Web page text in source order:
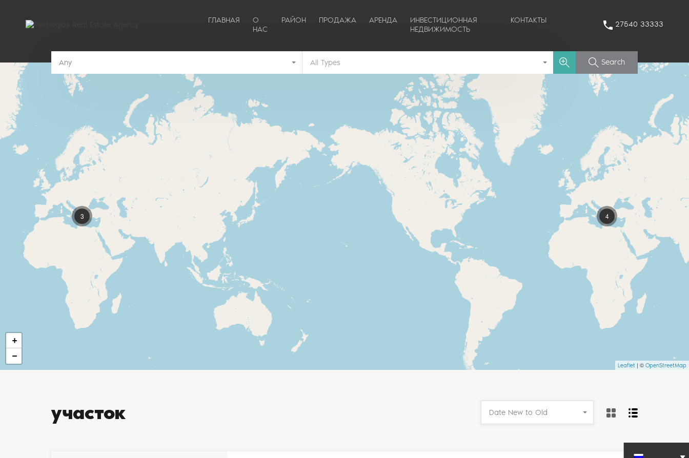
ГЛАВНАЯ
О
НАС
РАЙОН ПРОДАЖА АРЕНДА
ИНВЕСТИЦИОННАЯ
НЕДВИЖИМОСТЬ
КОНТАКТЫ 27540 33333
Any All Types Search
4
3
+
−
Leaflet | © OpenStreetMap
участок Date New to Old